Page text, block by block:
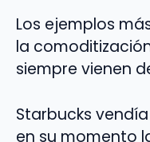
Los ejemplos
la
siempre vienen
Starbucks
en su momento